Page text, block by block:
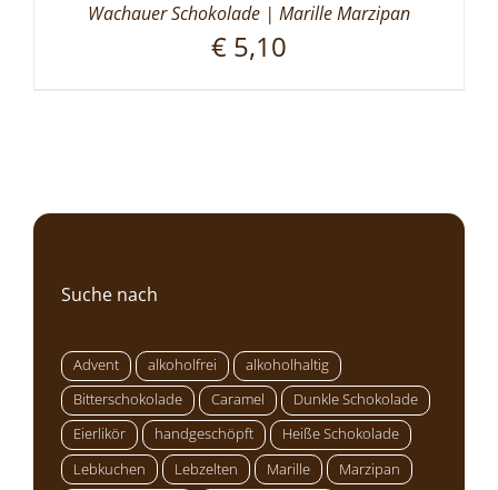
Wachauer Schokolade | Marille Marzipan
€ 5,10
Suche nach
Advent alkoholfrei
alkoholhaltig
Bitterschokolade
Caramel
Dunkle Schokolade
Eierlikör
handgeschöpft
Heiße Schokolade
Lebkuchen
Lebzelten Marille
Marzipan